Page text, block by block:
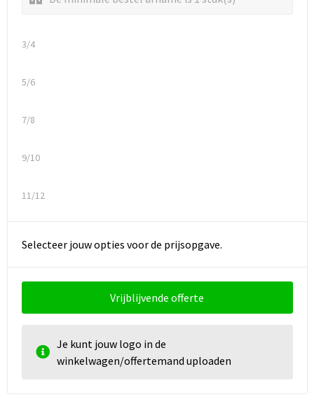
3/4
5/6
7/8
9/10
11/12
Selecteer jouw opties voor de prijsopgave.
Vrijblijvende offerte
Je kunt jouw logo in de
winkelwagen/offertemand uploaden